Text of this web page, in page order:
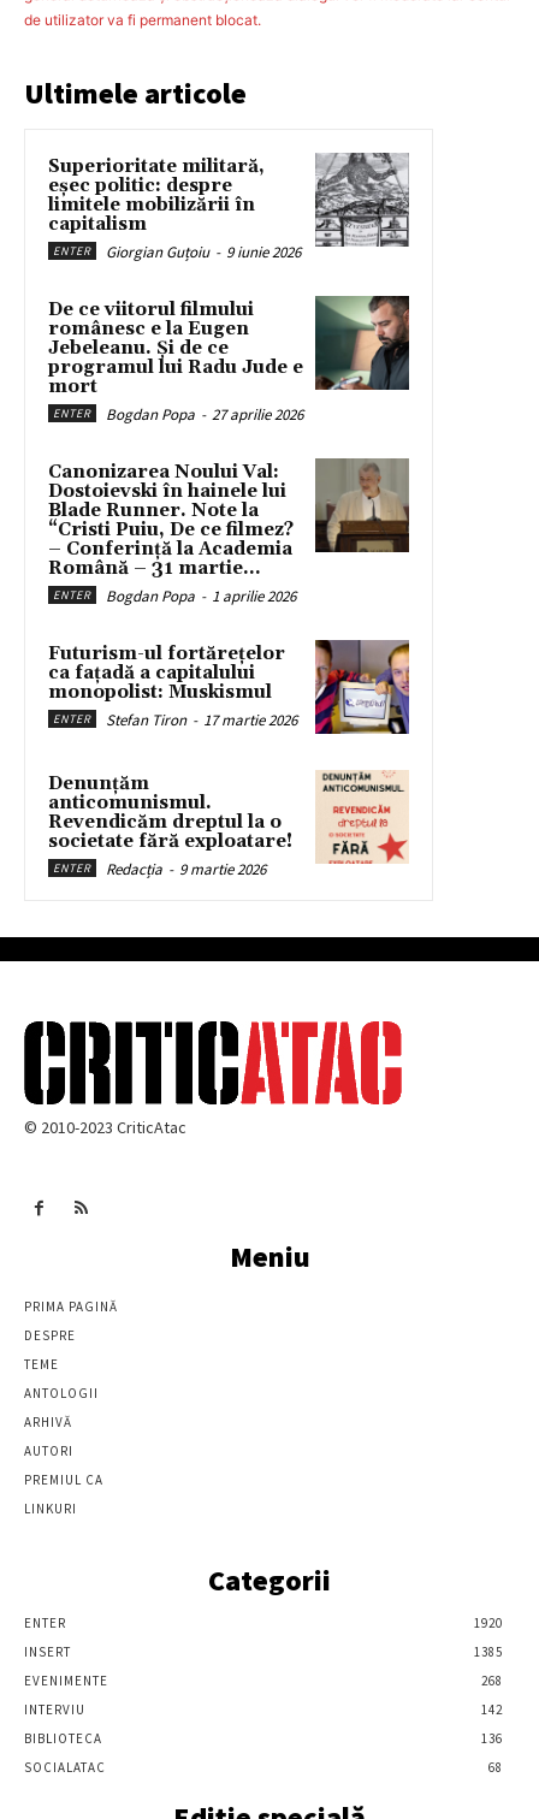
de utilizator va fi permanent blocat.
Ultimele articole
Superioritate militară,
eșec politic: despre
limitele mobilizării în
capitalism
ENTER Giorgian Guțoiu - 9 iunie 2026
De ce viitorul filmului
românesc e la Eugen
Jebeleanu. Și de ce
programul lui Radu Jude e
mort
ENTER Bogdan Popa - 27 aprilie 2026
Canonizarea Noului Val:
Dostoievski în hainele lui
Blade Runner. Note la
“Cristi Puiu, De ce filmez?
– Conferință la Academia
Română – 31 martie...
ENTER Bogdan Popa - 1 aprilie 2026
Futurism-ul fortărețelor
ca fațadă a capitalului
monopolist: Muskismul
ENTER Stefan Tiron - 17 martie 2026
Denunțăm
anticomunismul.
Revendicăm dreptul la o
societate fără exploatare!
ENTER Redacția - 9 martie 2026
© 2010-2023 CriticAtac
Meniu
PRIMA PAGINĂ
DESPRE
TEME
ANTOLOGII
ARHIVĂ
AUTORI
PREMIUL CA
LINKURI
Categorii
ENTER
1920
INSERT
1385
EVENIMENTE
268
INTERVIU
142
BIBLIOTECA
136
SOCIALATAC
68